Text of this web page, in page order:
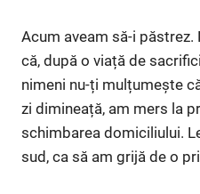
Acum aveam să-i
că, după o viață de
nimeni nu-ți mulțumește
zi dimineață, am mers la
schimbarea domiciliului.
sud, ca să am grijă de o